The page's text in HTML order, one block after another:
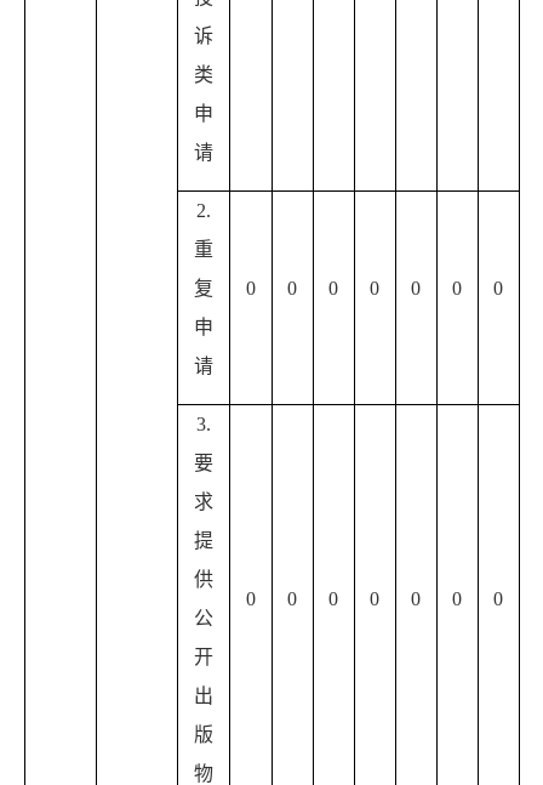
诉
类
申
请
2.
重
复
申
请
0 0 0 0 0 0 0
3.
要
求
提
供
公
开
出
版
物
0 0 0 0 0 0 0